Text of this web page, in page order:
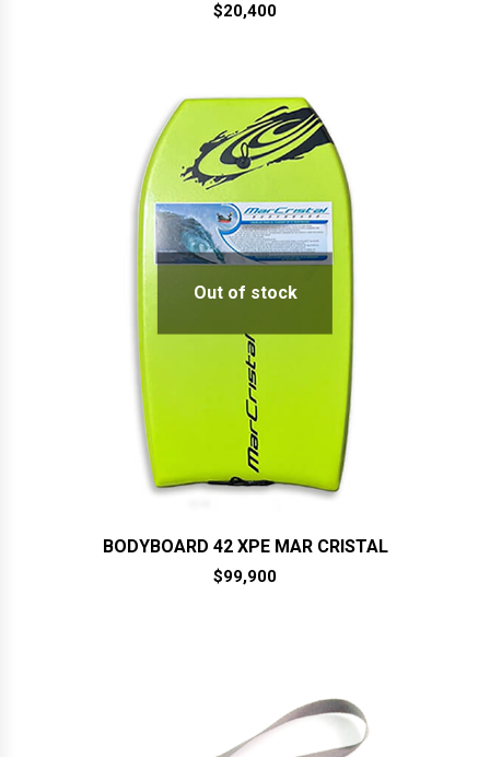
$20,400
Out of stock
BODYBOARD 42 XPE MAR CRISTAL
$99,900